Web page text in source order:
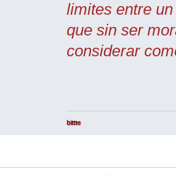
limites entre
que sin ser
considerar
bittte